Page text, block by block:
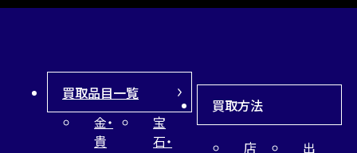
買取品目一覧
金・
貴
宝
石・
買取方法
店
出